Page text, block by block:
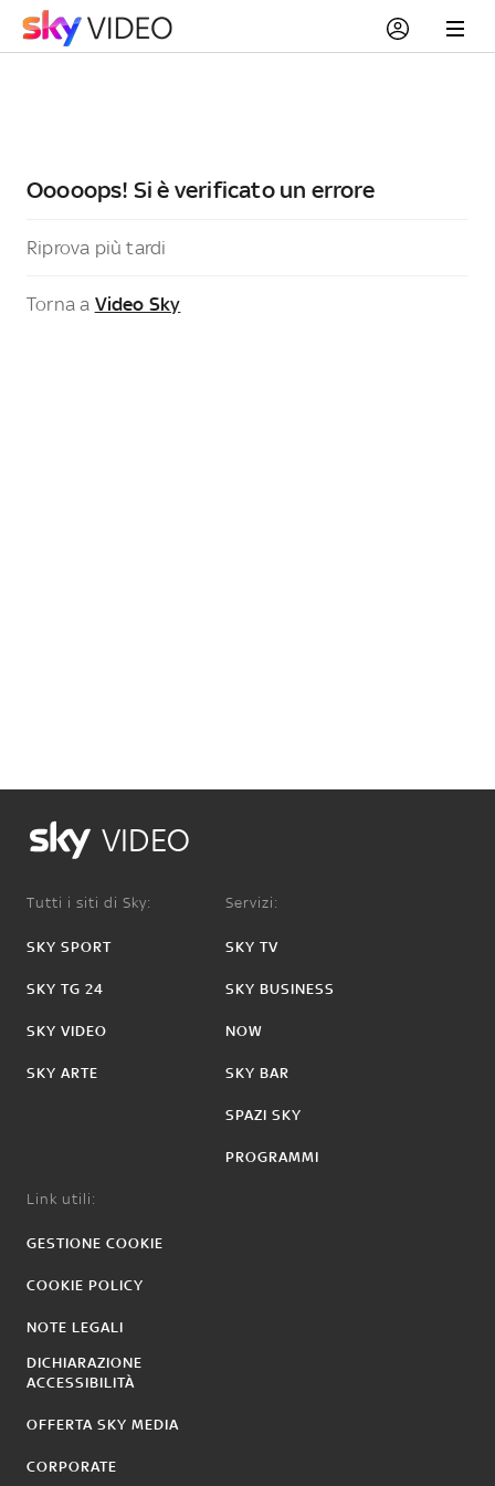
Ooooops! Si è verificato un errore
Riprova più tardi
Torna a Video Sky
VIDEO
Tutti i siti di Sky:
SKY SPORT
SKY TG 24
SKY VIDEO
SKY ARTE
Servizi:
SKY TV
SKY BUSINESS
NOW
SKY BAR
SPAZI SKY
PROGRAMMI
Link utili:
GESTIONE COOKIE
COOKIE POLICY
NOTE LEGALI
DICHIARAZIONE
ACCESSIBILITÀ
OFFERTA SKY MEDIA
CORPORATE